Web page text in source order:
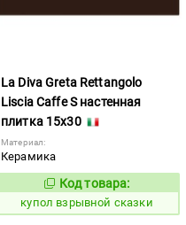
La Diva Greta Rettangolo
Liscia Caffe S настенная
плитка 15x30
Материал:
Керамика
845590
Код товара:
купол взрывной сказки